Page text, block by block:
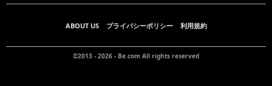
ABOUT US プライバシーポリシー 利用規約
©2013 - 2026 - Be.com All rights reserved